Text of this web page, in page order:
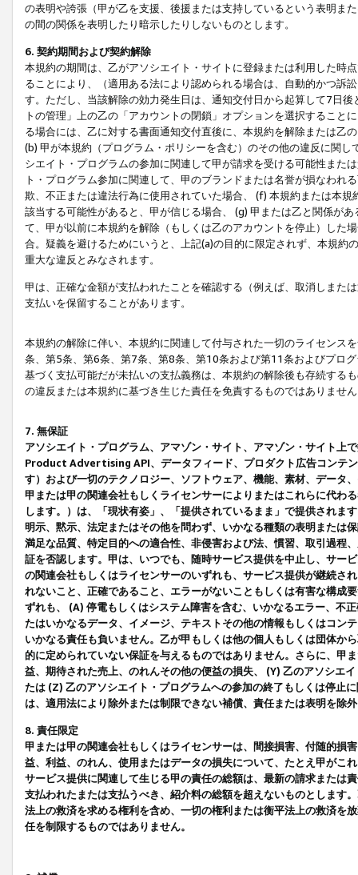
の表明や誇張（甲が乙を支援、後援または支持しているという表明ま
の間の関係を表明したり暗示したりしないものとします。
6. 契約期間および契約解除
本規約の期間は、乙がアソシエイト・サイトに登録または利用した時
ることにより、（適用ある法により認められる場合は、自動的かつ訴
す。ただし、当該解除の効力発生日は、通知交付日から起算して7日
トの管理」上の乙の「アカウントの閉鎖」オプションを選択するこ
る場合には、乙に対する書面通知交付直後に、本規約を解除または乙
(b) 甲が本規約（プログラム・ポリシーを含む）のその他の違反に関
シエイト・プログラムの参加に関連して甲が請求を受ける可能性また
ト・プログラム参加に関連して、甲のブランドまたは名誉が損なわれ
欺、不正または違法行為に使用されていた場合、 (f) 本規約または本
該当する可能性があると、甲が信じる場合、 (g) 甲または乙と関係が
て、甲が以前に本規約を解除（もしくは乙のアカウントを停止）した
合。疑義を避けるためにいうと、上記(a)の目的に限定されず、本規
重大な違反とみなされます。
甲は、正確な金額が支払われたことを確認する（例えば、取消しまた
支払いを保留することがあります。
本規約の解除に伴い、本規約に関連して付与された一切のライセンス
条、第5条、第6条、第7条、第8条、第10条および第11条およびプロ
基づく支払可能だが未払いの支払義務は、本規約の解除後も存続する
の違反または本規約に基づき生じた責任を免責するものではありませ
7. 無保証
アソシエイト・プログラム、アマゾン・サイト、アマゾン・サイト上
Product Advertising API、データフィード、プロダクト広告コンテ
す）および一切のテクノロジー、ソフトウェア、機能、素材、データ
甲または甲の関連会社もしくライセンサーによりまたはこれらに代わ
します。）は、「現状有姿」、「提供されているまま」で提供されま
明示、黙示、法定またはその他を問わず、いかなる種類の表明または
満足な品質、特定目的への適合性、非侵害および法、慣習、取引過程
証を否認します。甲は、いつでも、随時サービス提供を中止し、サー
の関連会社もしくはライセンサーのいずれも、サービス提供が継続さ
れないこと、正確であること、エラーがないこともしくは有害な構成
ずれも、 (A) 停電もしくはシステム障害を含む、いかなるエラー、不
たはいかなるデータ、イメージ、テキストその他の情報もしくはコン
いかなる責任も負いません。乙が甲もしくは他の個人もしくは団体か
的に定められていない保証を与えるものではありません。さらに、甲
益、期待された売上、のれんその他の便益の損失、 (Y) 乙のアソシエ
たは (Z) 乙のアソシエイト・プログラムへの参加の終了もしくは停止
は、適用法により除外または制限できない補償、責任または表明を除
8. 責任限定
甲または甲の関連会社もしくはライセンサーは、間接損害、付随的損
益、利益、のれん、使用またはデータの損失について、たとえ甲がこ
サービス提供に関連して生じる甲の責任の総額は、最新の請求または
支払われたまたは支払うべき、紹介料の総額を超えないものとします
法上の救済を求める権利を含め、一切の権利または衡平法上の救済を
任を制限するものではありません。